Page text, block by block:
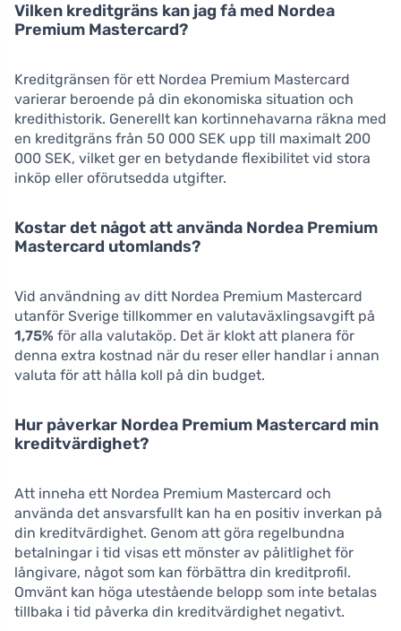
Vilken kreditgräns kan jag få med Nordea
Premium Mastercard?
Kreditgränsen för ett Nordea Premium Mastercard
varierar beroende på din ekonomiska situation och
kredithistorik. Generellt kan kortinnehavarna räkna med
en kreditgräns från 50 000 SEK upp till maximalt 200
000 SEK, vilket ger en betydande flexibilitet vid stora
inköp eller oförutsedda utgifter.
Kostar det något att använda Nordea Premium
Mastercard utomlands?
Vid användning av ditt Nordea Premium Mastercard
utanför Sverige tillkommer en valutaväxlingsavgift på
1,75% för alla valutaköp. Det är klokt att planera för
denna extra kostnad när du reser eller handlar i annan
valuta för att hålla koll på din budget.
Hur påverkar Nordea Premium Mastercard min
kreditvärdighet?
Att inneha ett Nordea Premium Mastercard och
använda det ansvarsfullt kan ha en positiv inverkan på
din kreditvärdighet. Genom att göra regelbundna
betalningar i tid visas ett mönster av pålitlighet för
långivare, något som kan förbättra din kreditprofil.
Omvänt kan höga utestående belopp som inte betalas
tillbaka i tid påverka din kreditvärdighet negativt.